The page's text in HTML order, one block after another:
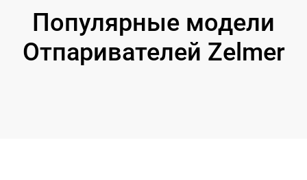
Популярные модели
Отпаривателей Zelmer